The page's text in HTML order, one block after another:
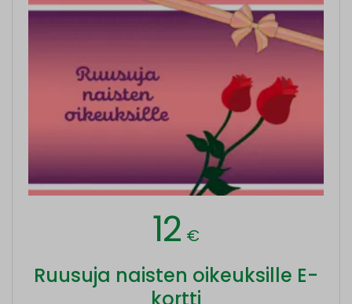
12 €
Ruusuja naisten oikeuksille E-